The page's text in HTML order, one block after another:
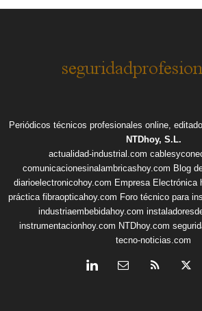
Periódicos técnicos profesionales online,
NTDhoy, S.L.
actualidad-industrial.com
comunicacionesinalambricashoy.com Blog
diarioelectronicohoy.com Empresa Electrónica
práctica fibraopticahoy.com Foro técnico para
industriaembebidahoy.com
instrumentacionhoy.com NTDhoy.com
tecno-noticias.com